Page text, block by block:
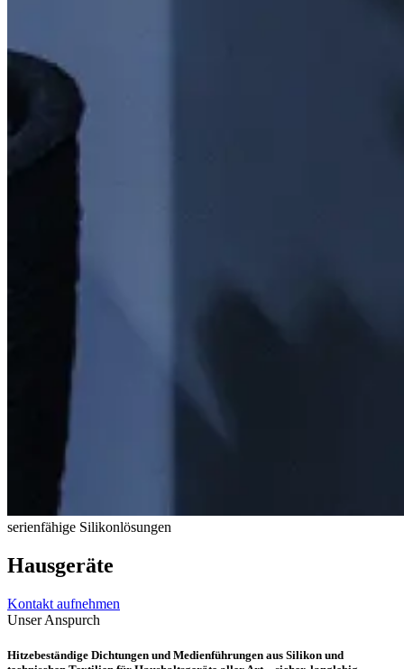
serienfähige Silikonlösungen
Hausgeräte
Kontakt aufnehmen
Unser Anspurch
Hitzebeständige Dichtungen und Medienführungen aus Silikon und